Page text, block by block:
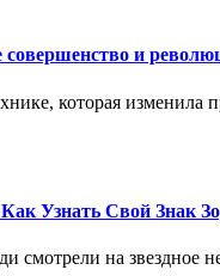
и
которая
Узнать Свой Знак
смотрели на звездное